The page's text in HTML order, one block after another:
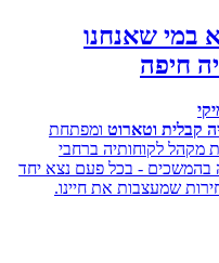
שאנחנו
וטארוטומפתחת
ברחבי
- בכל פעם נצא יחד
את חיינו.